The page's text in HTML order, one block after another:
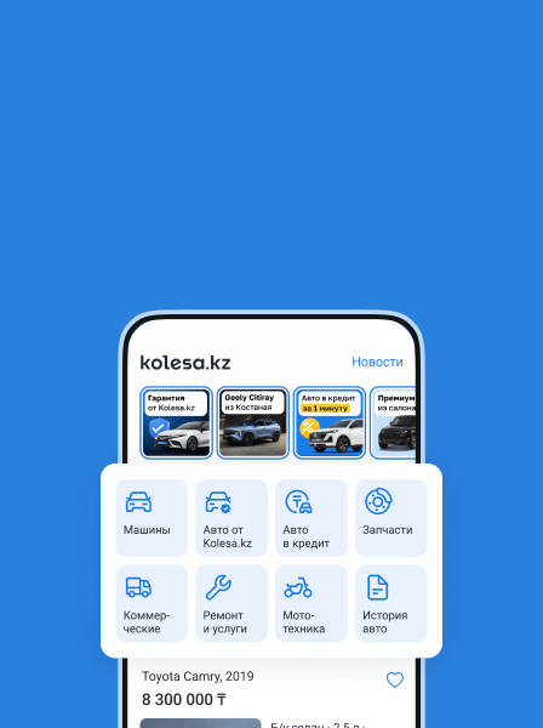
Алматы, Алматинская
область
Б/y
Оригинальность
Оригинал
Комментарий продавца